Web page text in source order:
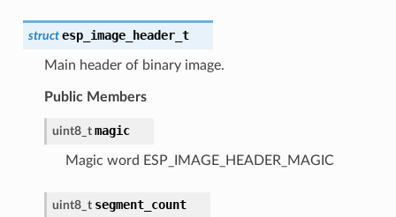
struct esp_image_header_t
Main header of binary image.
Public Members
uint8_t magic
Magic word ESP_IMAGE_HEADER_MAGIC
uint8_t segment_count